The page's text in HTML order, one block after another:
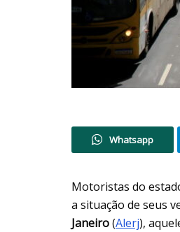
Whatsapp
Motoristas do
a situação de seus
Janeiro(Alerj),